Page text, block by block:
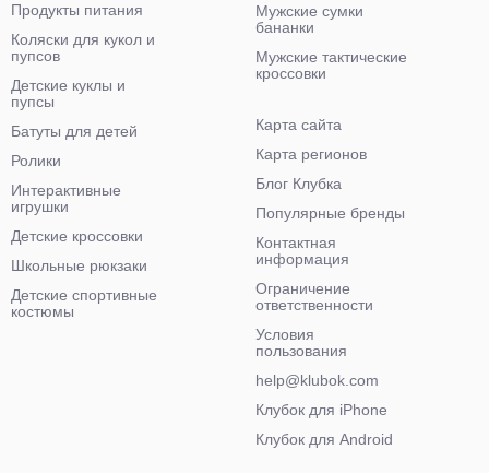
Мужские сумки
бананки
Мужские тактические
кроссовки
Продукты питания
Коляски для кукол и
пупсов
Детские куклы и
пупсы
Батуты для детей
Ролики
Интерактивные
игрушки
Детские кроссовки
Школьные рюкзаки
Детские спортивные
костюмы
Карта сайта
Карта регионов
Блог Клубка
Популярные бренды
Контактная
информация
Ограничение
ответственности
Условия
пользования
help@klubok.com
Клубок для iPhone
Клубок для Android